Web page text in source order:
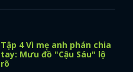
Tập 4 Vì mẹ anh phán chia
tay: Mưu đồ "Cậu Sáu" lộ
rõ